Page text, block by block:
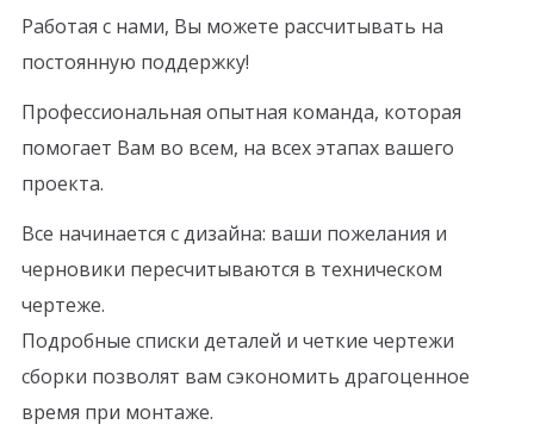
Работая с нами, Вы можете рассчитывать на
постоянную поддержку!
Профессиональная опытная команда, которая
помогает Вам во всем, на всех этапах вашего
проекта.
Все начинается с дизайна: ваши пожелания и
черновики пересчитываются в техническом
чертеже.
Подробные списки деталей и четкие чертежи
сборки позволят вам сэкономить драгоценное
время при монтаже.